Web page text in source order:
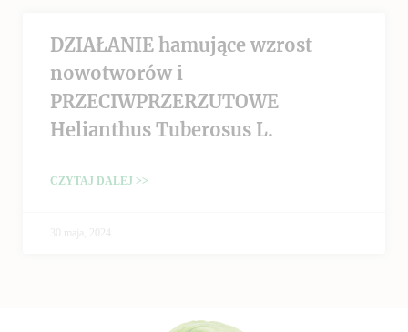
DZIAŁANIE hamujące wzrost
nowotworów i
PRZECIWPRZERZUTOWE
Helianthus Tuberosus L.
CZYTAJ DALEJ >>
30 maja, 2024